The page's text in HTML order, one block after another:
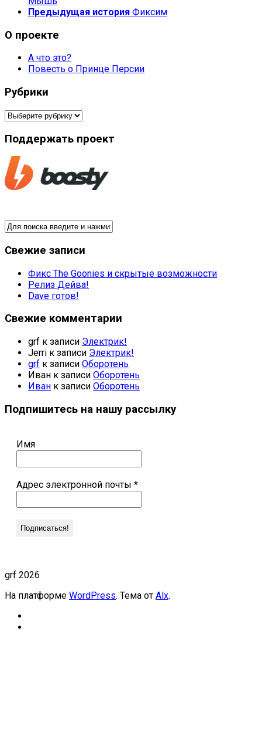
Предыдущая история Фиксим
О проекте
А что это?
Повесть о Принце Персии
Рубрики
Рубрики
Поддержать проект
Свежие записи
Фикс The Goonies и скрытые возможности
Релиз Дейва!
Dave готов!
Свежие комментарии
grf к записи Электрик!
Jerri к записи Электрик!
grf к записи Оборотень
Иван к записи Оборотень
Иван к записи Оборотень
Подпишитесь на нашу рассылку
Имя
Адрес электронной почты *
grf 2026
На платформе WordPress. Тема от Alx.